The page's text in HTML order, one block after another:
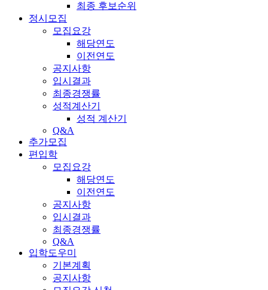
최종 후보순위
정시모집
모집요강
해당연도
이전연도
공지사항
입시결과
최종경쟁률
성적계산기
성적 계산기
Q&A
추가모집
편입학
모집요강
해당연도
이전연도
공지사항
입시결과
최종경쟁률
Q&A
입학도우미
기본계획
공지사항